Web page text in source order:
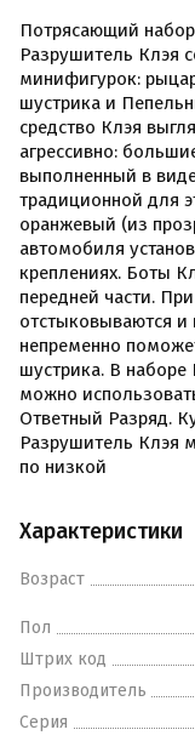
Потрясающий
Разрушитель Клэя
минифигурок:
шустрика и
средство Клэя
агрессивно:
выполненный в
традиционной для
оранжевый (из
автомобиля
креплениях. Боты
передней части.
отстыковываются и
непременно
шустрика. В
можно
Ответный Разряд.
Разрушитель Клэя
по низкой
Характеристики
Возраст
Пол
Штрих код
Производитель
Серия